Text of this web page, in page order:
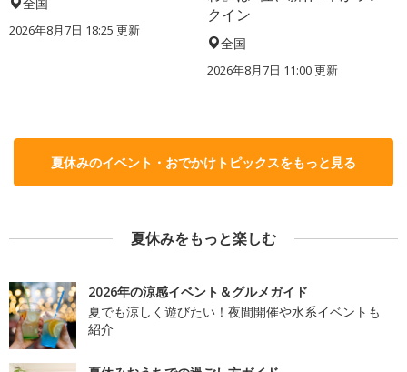
全国
2026年8月7日 18:25 更新
クイン
全国
2026年8月7日 11:00更新
夏休みのイベント・おでかけトピックスをもっと見る
夏休みをもっと楽しむ
2026年の涼感イベント＆グルメガイド
夏でも涼しく遊びたい！夜間開催や水系イベントも
紹介